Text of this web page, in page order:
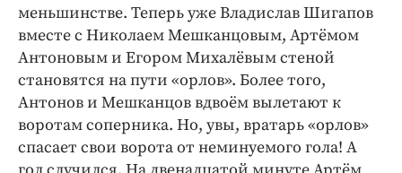
меньшинстве. Теперь уже Владислав Шигапов
вместе с Николаем Мешканцовым, Артёмом
Антоновым и Егором Михалёвым стеной
становятся на пути «орлов». Более того,
Антонов и Мешканцов вдвоём вылетают к
воротам соперника. Но, увы, вратарь «орлов»
спасает свои ворота от неминуемого гола! А